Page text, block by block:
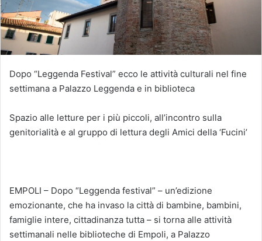
Dopo “Leggenda Festival” ecco le attività culturali nel fine
settimana a Palazzo Leggenda e in biblioteca
Spazio alle letture per i più piccoli, all’incontro sulla
genitorialità e al gruppo di lettura degli Amici della ‘Fucini’
EMPOLI – Dopo “Leggenda festival” – un’edizione
emozionante, che ha invaso la città di bambine, bambini,
famiglie intere, cittadinanza tutta – si torna alle attività
settimanali nelle biblioteche di Empoli, a Palazzo